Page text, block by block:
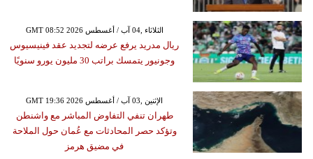
GMT 08:52 2026 الثلاثاء ,04 آب / أغسطس
ريال مدريد يرفع عرضه لتجديد عقد فينيسيوس
وجونيور يتمسك براتب 30 مليون يورو سنويًا
GMT 19:36 2026 الإثنين ,03 آب / أغسطس
طهران تنفي التفاوض المباشر مع واشنطن
وتؤكد حصر المحادثات مع عُمان حول الملاحة
في مضيق هرمز